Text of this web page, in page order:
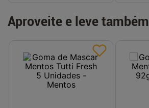
Aproveite e leve também